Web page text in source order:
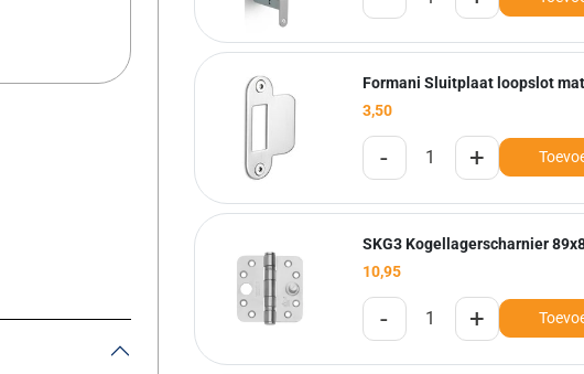
Formani Sluitplaat loopslot mat
3,50
- +
SKG3 Kogellagerscharnier
10,95
- +